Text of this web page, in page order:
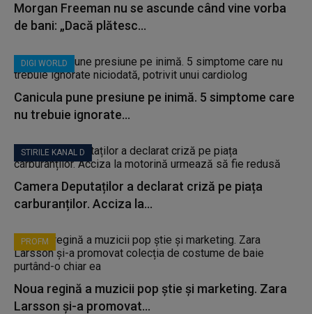
Morgan Freeman nu se ascunde când vine vorba
de bani: „Dacă plătesc...
DIGI WORLD
Canicula pune presiune pe inimă. 5 simptome care
nu trebuie ignorate...
STIRILE KANAL D
Camera Deputaților a declarat criză pe piața
carburanților. Acciza la...
PROFM
Noua regină a muzicii pop știe și marketing. Zara
Larsson și-a promovat...